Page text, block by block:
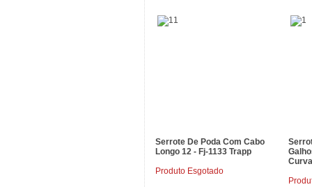
Serrote De Poda Com Cabo
Longo 12 - Fj-1133 Trapp
Produto Esgotado